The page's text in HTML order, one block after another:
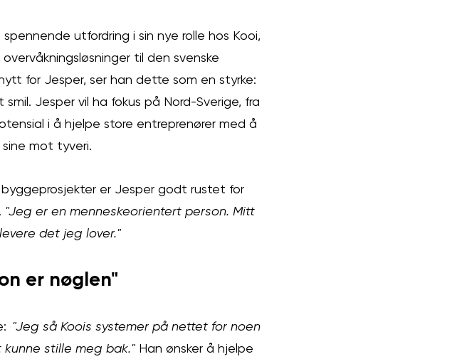
utfordring i sin nye rolle hos Kooi,
til den svenske
for Jesper, ser han dette som en styrke:
smil. Jesper vil ha fokus på Nord-Sverige, fra
i å hjelpe store entreprenører med å
mot tyveri.
byggeprosjekter er Jesper godt rustet for
"Jeg er en menneskeorientert person. Mitt
det jeg lover."
er nøglen"
"Jeg så Koois systemer på nettet for noen
stille meg bak."Han ønsker å hjelpe